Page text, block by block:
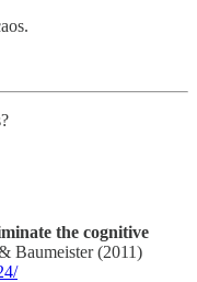
the cognitive
Baumeister (2011)